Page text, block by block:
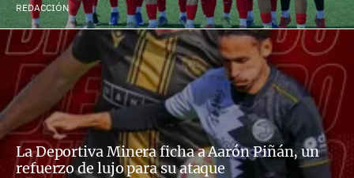
REDACCIÓN
La Deportiva Minera ficha a Aarón Piñán, un
refuerzo de lujo para su ataque